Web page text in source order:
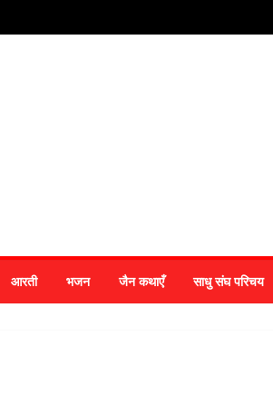
आरती भजन जैन कथाएँ साधु संघ परिचय